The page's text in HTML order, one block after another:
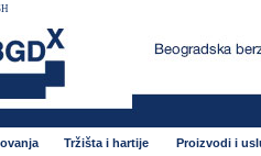
Tržišta i hartije Proizvodi i